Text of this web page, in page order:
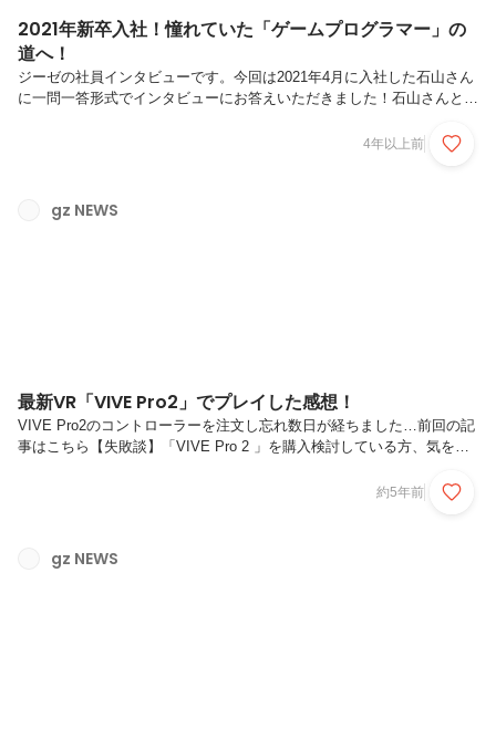
2021年新卒入社！憧れていた「ゲームプログラマー」の
道へ！
ジーゼの社員インタビューです。今回は2021年4月に入社した石山さん
に一問一答形式でインタビューにお答えいただきました！石山さんと
験入学にて学生が作ったゲームをプレイしたことをきっかけに専門学校
マーに成長。Q.学生時代何を勉強していましたか専門学校ではゲーム
プログラミングを学んでいました。入学当初プログラミングについては
4年以上前
gz NEWS
最新VR「VIVE Pro2」でプレイした感想！
VIVE Pro2のコントローラーを注文し忘れ数日が経ちました…前回の記
事はこちら【失敗談】「VIVE Pro 2 」を購入検討している方、気をつ
お伝えしていますが、コントローラーの価格は1つ￥25,443…つまり、
ラーはOculusのコントローラーの約二倍大きく、かなり重いです。弊
社の機材で最大の大きさのValveのコントローラーよりも大きいのには
約5年前
gz NEWS